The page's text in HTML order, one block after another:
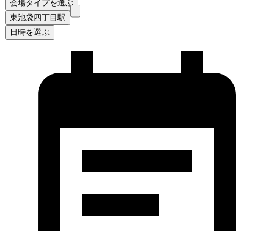
会場タイプを選ぶ
東池袋四丁目駅
日時を選ぶ